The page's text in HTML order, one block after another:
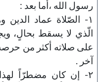
رسول الله ،أما بعد :
١- الصّلاة عماد الدين
الّذي لا يسقط بحالٍ،
على صلاته أكثر من
آخر .
٢- إن كان مضطرّاً